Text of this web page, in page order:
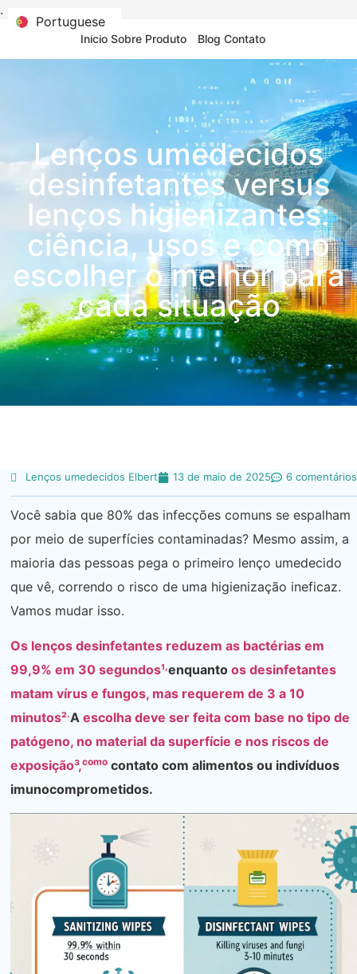
.
Início Sobre Produto Blog Contato
Lenços umedecidos
desinfetantes versus
lenços higienizantes:
ciência, usos e como
escolher o melhor para
cada situação
Lenços umedecidos Elbert 13 de maio de 2025 6 comentários
Você sabia que 80% das infecções comuns se espalham
por meio de superfícies contaminadas? Mesmo assim, a
maioria das pessoas pega o primeiro lenço umedecido
que vê, correndo o risco de uma higienização ineficaz.
Vamos mudar isso.
Os lenços desinfetantes reduzem as bactérias em
99,9% em 30 segundos¹,enquanto os desinfetantes
matam vírus e fungos, mas requerem de 3 a 10
minutos².A escolha deve ser feita com base no tipo de
patógeno, no material da superfície e nos riscos de
exposição³,como contato com alimentos ou indivíduos
imunocomprometidos.
Portuguese
Portuguese